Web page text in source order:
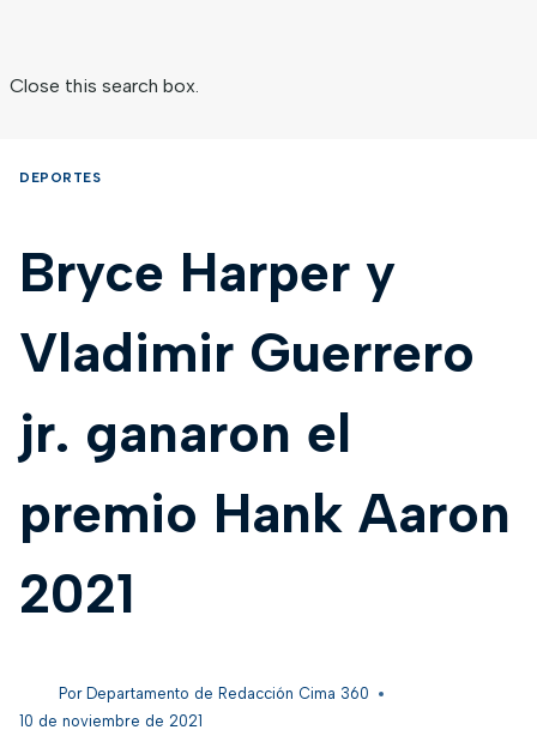
Close this search box.
DEPORTES
Bryce Harper y
Vladimir Guerrero
jr. ganaron el
premio Hank Aaron
2021
Por Departamento de Redacción Cima 360
10 de noviembre de 2021